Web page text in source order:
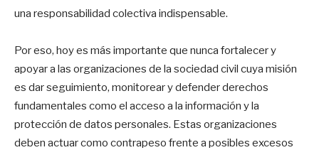
una responsabilidad colectiva indispensable.
Por eso, hoy es más importante que nunca fortalecer y
apoyar a las organizaciones de la sociedad civil cuya misión
es dar seguimiento, monitorear y defender derechos
fundamentales como el acceso a la información y la
protección de datos personales. Estas organizaciones
deben actuar como contrapeso frente a posibles excesos